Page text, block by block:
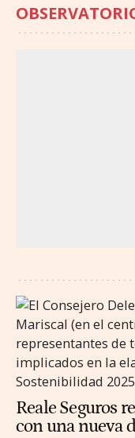
Reale Seguros
con una nueva